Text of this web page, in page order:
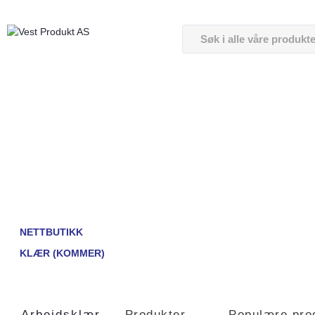
NETTBUTIKK
KLÆR (KOMMER)